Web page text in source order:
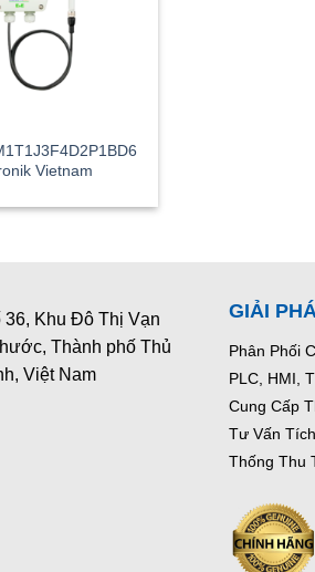
Vietnam
Khu Đô Thị Vạn
Thành phố Thủ
Việt Nam
GIẢI
Phân Phối
PLC, HMI,
Cung Cấp
Tư Vấn
Thống Thu